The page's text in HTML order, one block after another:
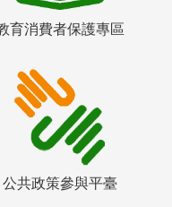
育消費者保護專區
公共政策參與平臺